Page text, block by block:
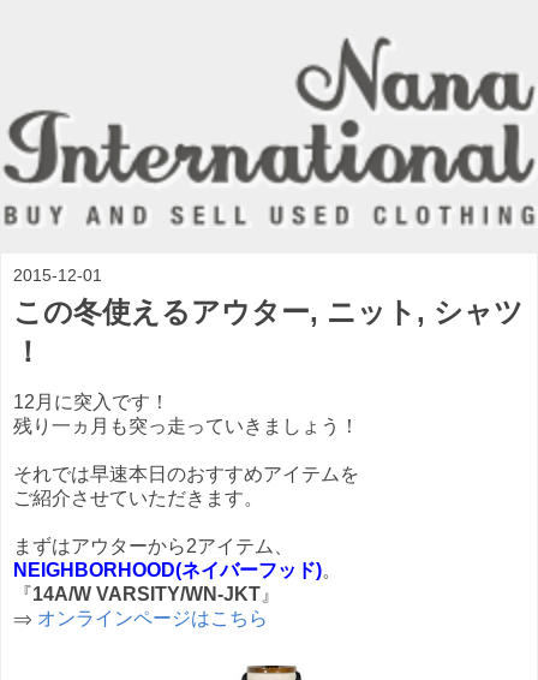
2015-12-01
この冬使えるアウター, ニット, シャツ
！
12月に突入です！
残り一ヵ月も突っ走っていきましょう！
それでは早速本日のおすすめアイテムを
ご紹介させていただきます。
まずはアウターから2アイテム、
NEIGHBORHOOD(ネイバーフッド)。
『14A/W VARSITY/WN-JKT 』
⇒ オンラインページはこちら